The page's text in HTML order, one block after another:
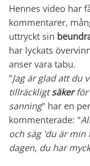
Hennes video har
kommentarer,
uttryckt sin
har lyckats
anser vara tabu.
"Jag är glad att du
tillräckligtsäkerför
sanning" har en
kommenterade: "
och säg 'du är min
dagen, du har